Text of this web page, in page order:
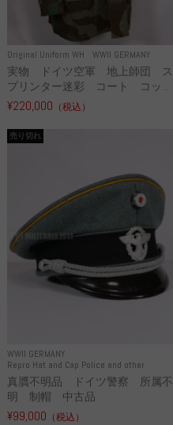
Original Uniform WH WWII GERMANY
実物 ドイツ空軍 地上師団 ス
プリンター迷彩 コート コッ...
¥220,000 （税込）
WWII GERMANY
Repro Hat and Cap Police and other
売り切れ
真贋不明品 ドイツ警察 所属不
明 制帽 中古品
¥99,000 （税込）